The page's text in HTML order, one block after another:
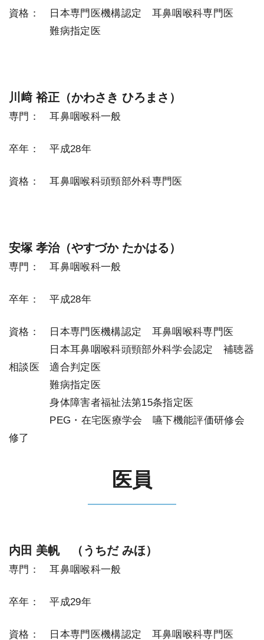
資格： 日本専門医機構認定 耳鼻咽喉科専門医
＿＿＿＿難病指定医
川﨑 裕正（かわさき ひろまさ）
専門： 耳鼻咽喉科一般
卒年： 平成28年
資格： 耳鼻咽喉科頭頸部外科専門医
安塚 孝治（やすづか たかはる）
専門： 耳鼻咽喉科一般
卒年： 平成28年
資格： 日本専門医機構認定 耳鼻咽喉科専門医
日本耳鼻咽喉科頭頸部外科学会認定 補聴器
相談医 適合判定医
＿＿＿＿難病指定医
＿＿＿＿身体障害者福祉法第15条指定医
PEG・在宅医療学会 嚥下機能評価研修会
修了
医員
内田 美帆 （うちだ みほ）
専門： 耳鼻咽喉科一般
卒年： 平成29年
資格： 日本専門医機構認定 耳鼻咽喉科専門医